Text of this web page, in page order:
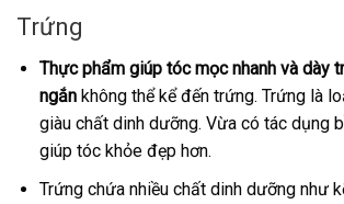
Trứng
Thực phẩm giúp tóc mọc nhanh và dày
ngắnkhông thể kể đến trứng. Trứng là
giàu chất dinh dưỡng. Vừa có tác dụng
giúp tóc khỏe đẹp hơn.
Trứng chứa nhiều chất dinh dưỡng như